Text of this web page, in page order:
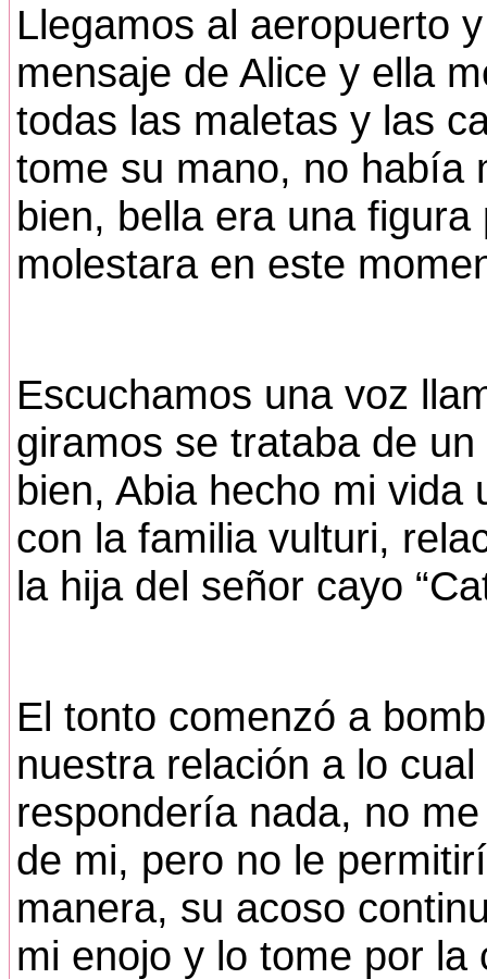
Llegamos al aeropuerto
mensaje de Alice y ella
todas las maletas y las
tome su mano, no había
bien, bella era una
molestara en este
Escuchamos una voz
giramos se trataba de
bien, Abia hecho mi
con la familia vulturi,
la hija del señor cayo
El tonto comenzó a
nuestra relación a lo
respondería nada, no
de mi, pero no le
manera, su acoso
mi enojo y lo tome por